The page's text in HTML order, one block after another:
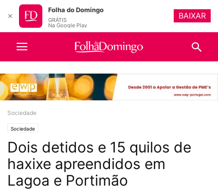
Sociedade
Sociedade
Dois detidos e 15 quilos de
haxixe apreendidos em
Lagoa e Portimão
✕
Folha do Domingo
GRÁTIS
Na Google Play
BAIXAR